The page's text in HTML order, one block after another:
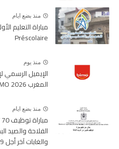
منذ بضع ايام
Préscolaire
منذ يوم
الإيميل
المغرب BIMO 2026
منذ بضع ايام
الفلاحة والصيد
والغابات آخر أجل 19 غشت 2026